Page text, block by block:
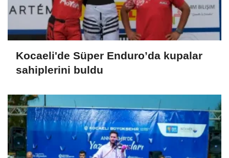
Kocaeli'de Süper Enduro’da kupalar
sahiplerini buldu